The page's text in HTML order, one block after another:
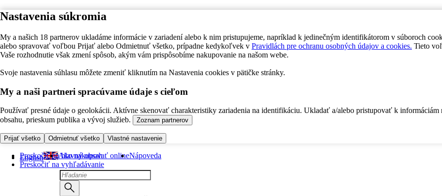
Nastavenia súkromia
My a našich 18 partnerov ukladáme informácie v zariadení alebo k nim pristupujeme, napríklad k jedinečným identifikátorom v súboroch
alebo spravovať voľbou Prijať alebo Odmietnuť všetko, prípadne kedykoľvek v Pravidlách pre ochranu osobných údajov a cookies. Tieto
Vaše rozhodnutie však zmení spôsob, akým vám prispôsobíme nakupovanie na našom webe.
Svoje nastavenia súhlasu môžete zmeniť kliknutím na Nastavenia cookies v pätičke stránky.
My a naši partneri spracúvame údaje s cieľom
Používať presné údaje o geolokácii. Aktívne skenovať charakteristiky zariadenia na identifikáciu. Ukladať a/alebo pristupovať k informáciám
obsahu, prieskum publika a vývoj služieb.
Zoznam partnerov
Prijať všetko Odmietnuť všetko Vlastné nastavenie
Preskočiť na hlavný obsah
Preskočiť na vyhľadávanie
English Ako nakupovať onlineNápoveda